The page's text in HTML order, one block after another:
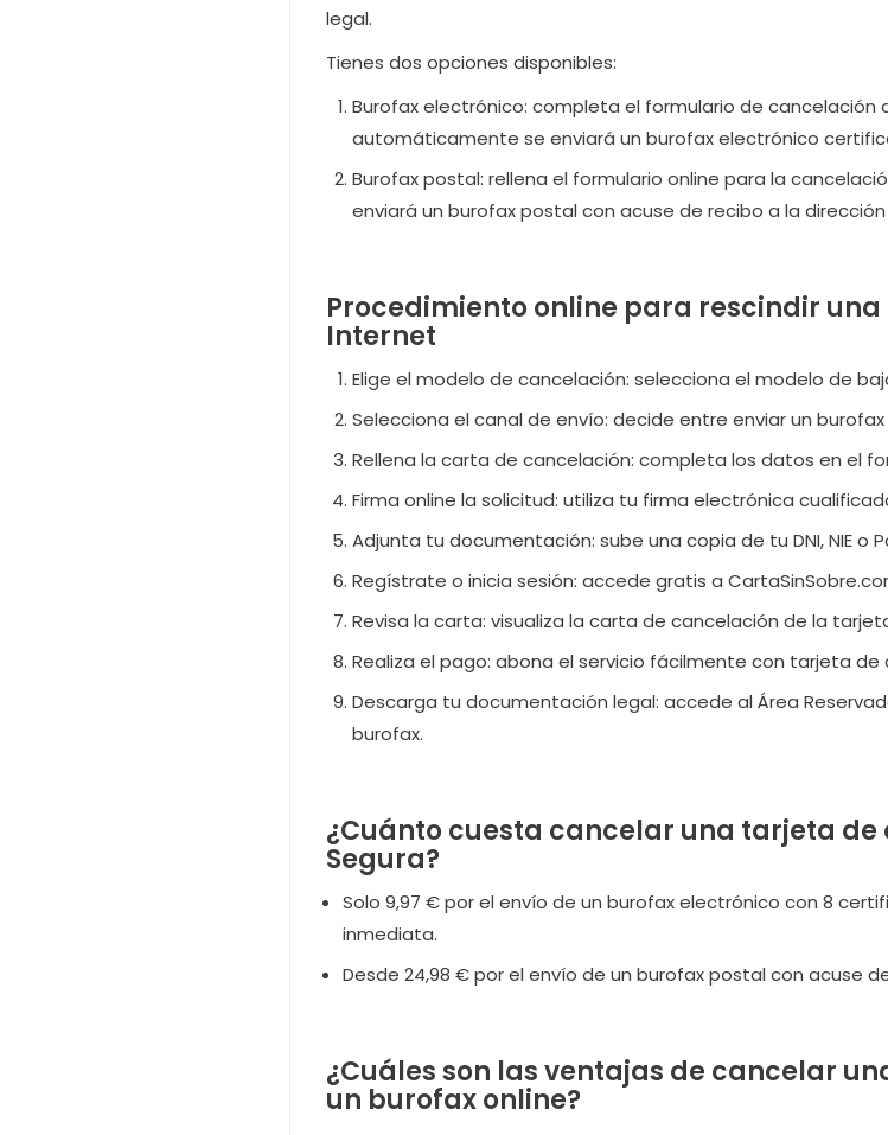
legal.
Tienes dos opciones disponibles:
Burofax electrónico: completa el formulario de
automáticamente se enviará un burofax electrónico
Burofax postal: rellena el formulario online para la
enviará un burofax postal con acuse de recibo a la dirección
Procedimiento online para rescindir
Internet
Elige el modelo de cancelación: selecciona el modelo de
Selecciona el canal de envío: decide entre enviar un
Rellena la carta de cancelación: completa los datos en el
Firma online la solicitud: utiliza tu firma electrónica
Adjunta tu documentación: sube una copia de tu DNI, NIE
Regístrate o inicia sesión: accede gratis a
Revisa la carta: visualiza la carta de cancelación de la
Realiza el pago: abona el servicio fácilmente con tarjeta
Descarga tu documentación legal: accede al Área
burofax.
¿Cuánto cuesta cancelar una tarjeta de
Segura?
Solo 9,97 € por el envío de un burofax electrónico con 8
inmediata.
Desde 24,98 € por el envío de un burofax postal con acuse
¿Cuáles son las ventajas de cancelar
un burofax online?